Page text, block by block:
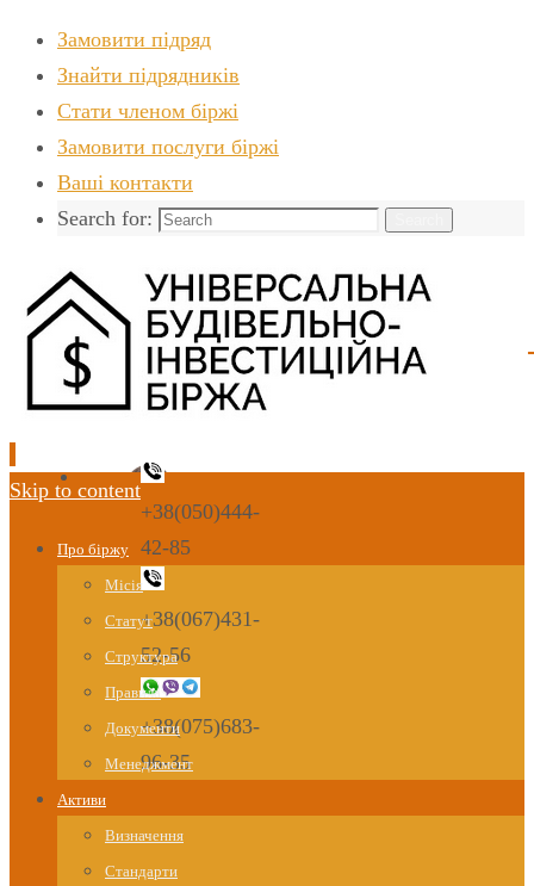
Замовити підряд
Знайти пiдрядникiв
Стати членом біржі
Замовити послуги біржі
Ваші контакти
Search for:
+38(050)444-
42-85
+38(067)431-
52-56
+38(075)683-
96-35
Skip to content
Про біржу
Місія
Статут
Структура
Правила
Документи
Менеджмент
Активи
Визначення
Стандарти